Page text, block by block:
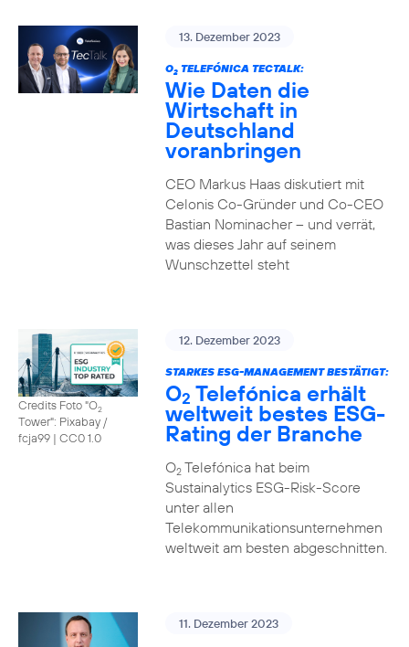
13. Dezember 2023
O2TELEFÓNICA TECTALK:
Wie Daten die
Wirtschaft in
Deutschland
voranbringen
CEO Markus Haas diskutiert mit
Celonis Co-Gründer und Co-CEO
Bastian Nominacher – und verrät,
was dieses Jahr auf seinem
Wunschzettel steht
Credits Foto "O2
Tower": Pixabay /
fcja99 | CC0 1.0
12. Dezember 2023
STARKES ESG-MANAGEMENT BESTÄTIGT:
O2 Telefónica erhält
weltweit bestes ESG-
Rating der Branche
O2Telefónica hat beim
Sustainalytics ESG-Risk-Score
unter allen
Telekommunikationsunternehmen
weltweit am besten abgeschnitten.
11. Dezember 2023